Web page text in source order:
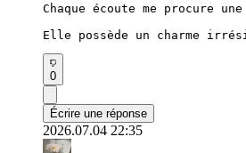
Chaque écoute me procure
Elle possède un charme
0
Écrire une réponse
2026.07.04 22:35